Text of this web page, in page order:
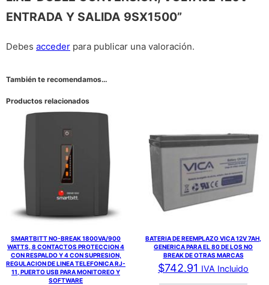
ENTRADA Y SALIDA 9SX1500”
Debes acceder para publicar una valoración.
También te recomendamos…
Productos relacionados
SMARTBITT NO-BREAK 1800VA/900
WATTS, 8 CONTACTOS PROTECCION 4
CON RESPALDO Y 4 CON SUPRESION,
REGULACION DE LINEA TELEFONICA RJ-
11, PUERTO USB PARA MONITOREO Y
SOFTWARE
BATERIA DE REEMPLAZO VICA 12V 7AH,
GENERICA PARA EL 80 DE LOS NO
BREAK DE OTRAS MARCAS
$742.91 IVA Incluido